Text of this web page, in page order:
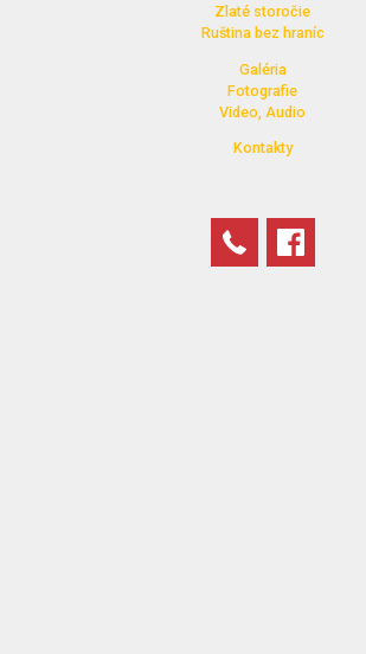
Zlaté storočie
Ruština bez hraníc
Galéria
Fotografie
Video, Audio
Kontakty